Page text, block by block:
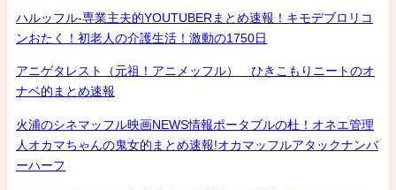
ハルッフル-専業主夫的YOUTUBERまとめ速報！キモデブロリコ
ンおたく！初老人の介護生活！激動の1750日
アニゲタレスト（元祖！アニメッフル） ひきこもりニートのオ
ナベ的まとめ速報
火浦のシネマッフル映画NEWS情報ポータブルの杜！オネエ管理
人オカマちゃんの鬼女的まとめ速報!オカマッフルアタックナンバ
ーハーフ